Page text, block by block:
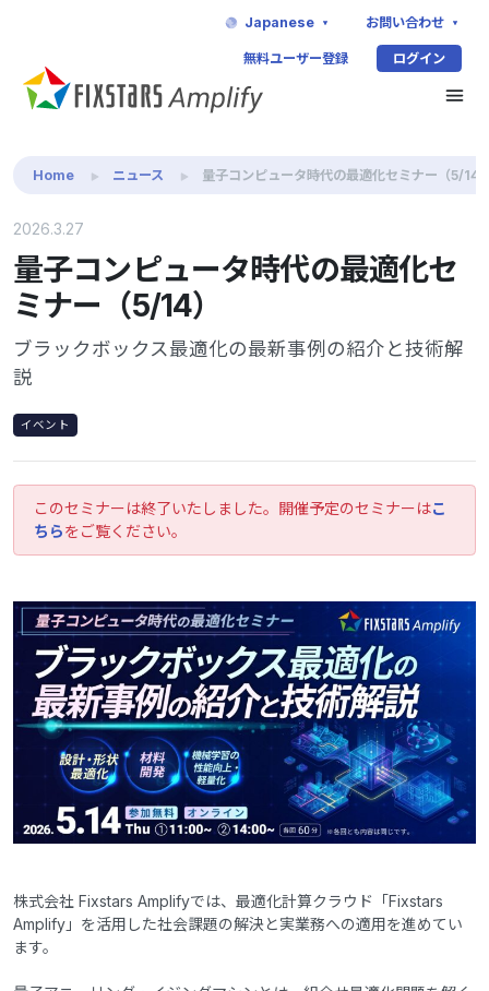
Japanese お問い合わせ
無料ユーザー登録 ログイン
Home ニュース 量子コンピュータ時代の最適化セミナー（5/14
2026.3.27
量子コンピュータ時代の最適化セ
ミナー（5/14）
ブラックボックス最適化の最新事例の紹介と技術解
説
イベント
このセミナーは終了いたしました。開催予定のセミナーはこ
ちらをご覧ください。
株式会社 Fixstars Amplifyでは、最適化計算クラウド「Fixstars
Amplify」を活用した社会課題の解決と実業務への適用を進めてい
ます。